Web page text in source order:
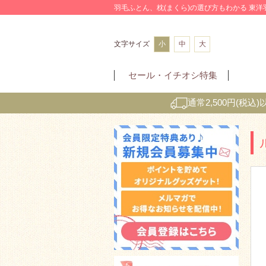
羽毛ふとん、枕(まくら)の選び方もわかる 東洋
文字サイズ 小 中 大
セール・ イチオシ特集
通常2,500円(税込)